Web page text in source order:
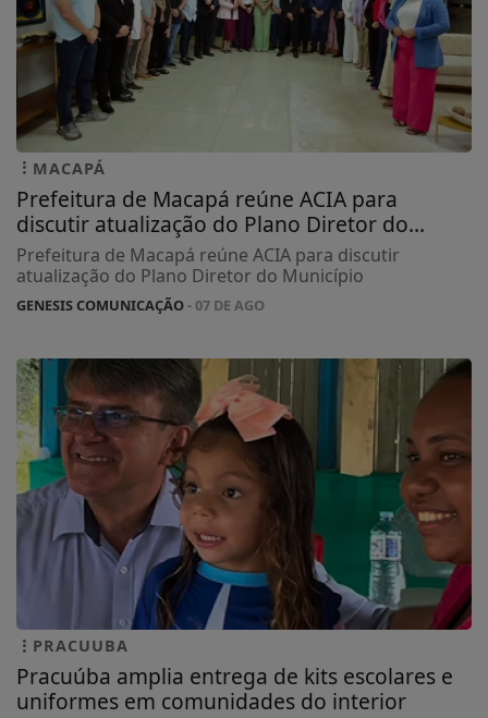
MACAPÁ
Prefeitura de Macapá reúne ACIA para
discutir atualização do Plano Diretor do...
Prefeitura de Macapá reúne ACIA para discutir
atualização do Plano Diretor do Município
GENESIS COMUNICAÇÃO- 07 DE AGO
PRACUUBA
Pracuúba amplia entrega de kits escolares e
uniformes em comunidades do interior